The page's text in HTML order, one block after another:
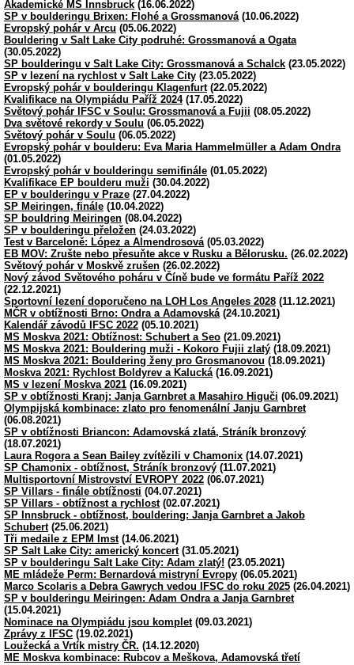
Akademické MS Innsbruck (16.06.2022)
SP v boulderingu Brixen: Flohé a Grossmanová(10.06.2022)
Evropský pohár v Arcu (05.06.2022)
Bouldering v Salt Lake City podruhé: Grossmanová a Ogata
(30.05.2022)
SP boulderingu v Salt Lake City: Grossmanová a Schalck (23.05.2022)
SP v lezení na rychlost v Salt Lake City (23.05.2022)
Evropský pohár v boulderingu Klagenfurt(22.05.2022)
Kvalifikace na Olympiádu Paříž 2024(17.05.2022)
Světový pohár IFSC v Soulu: Grossmanová a Fujii (08.05.2022)
Dva světové rekordy v Soulu (06.05.2022)
Světový pohár v Soulu (06.05.2022)
Evropský pohár v boulderu: Eva Maria Hammelmüller a Adam Ondra
(01.05.2022)
Evropský pohár v boulderingu semifinále (01.05.2022)
Kvalifikace EP boulderu muži (30.04.2022)
EP v boulderingu v Praze (27.04.2022)
SP Meiringen, finále (10.04.2022)
SP bouldring Meiringen (08.04.2022)
SP v boulderingu přeložen (24.03.2022)
Test v Barceloně: López a Almendrosová(05.03.2022)
EB MOV: Zrušte nebo přesuňte akce v Rusku a Bělorusku. (26.02.2022)
Světový pohár v Moskvě zrušen (26.02.2022)
Nový závod Světového poháru v Číně bude ve formátu Paříž 2022
(22.12.2021)
Sportovní lezení doporučeno na LOH Los Angeles 2028 (11.12.2021)
MČR v obtížnosti Brno: Ondra a Adamovská(24.10.2021)
Kalendář závodů IFSC 2022 (05.10.2021)
MS Moskva 2021: Obtížnost: Schubert a Seo (21.09.2021)
MS Moskva 2021: Bouldering muži - Kokoro Fujii zlatý (18.09.2021)
MS Moskva 2021: Bouldering ženy pro Grosmanovou (18.09.2021)
Moskva 2021: Rychlost Boldyrev a Kalucká(16.09.2021)
MS v lezení Moskva 2021 (16.09.2021)
SP v obtížnosti Kranj: Janja Garnbret a Masahiro Higuči (06.09.2021)
Olympijská kombinace: zlato pro fenomenální Janju Garnbret
(06.08.2021)
SP v obtížnosti Briancon: Adamovská zlatá, Stráník bronzový
(18.07.2021)
Laura Rogora a Sean Bailey zvítězili v Chamonix (14.07.2021)
SP Chamonix - obtížnost, Stráník bronzový (11.07.2021)
Multisportovní Mistrovství EVROPY 2022 (06.07.2021)
SP Villars - finále obtížnosti (04.07.2021)
SP Villars - obtížnost a rychlost(02.07.2021)
SP Innsbruck - obtížnost, bouldering: Janja Garnbret a Jakob
Schubert(25.06.2021)
Tři medaile z EPM Imst(14.06.2021)
SP Salt Lake City: americký koncert(31.05.2021)
SP v boulderingu Salt Lake City: Adam zlatý! (23.05.2021)
ME mládeže Perm: Bernardová mistryní Evropy (06.05.2021)
Marco Scolaris a Debra Gawrych vedou IFSC do roku 2025 (26.04.2021)
SP v boulderingu Meiringen: Adam Ondra a Janja Garnbret
(15.04.2021)
Nominace na Olympiádu jsou komplet(09.03.2021)
Zprávy z IFSC (19.02.2021)
Loužecká a Vrtík mistry ČR. (14.12.2020)
ME Moskva kombinace: Rubcov a Meškova, Adamovská třetí